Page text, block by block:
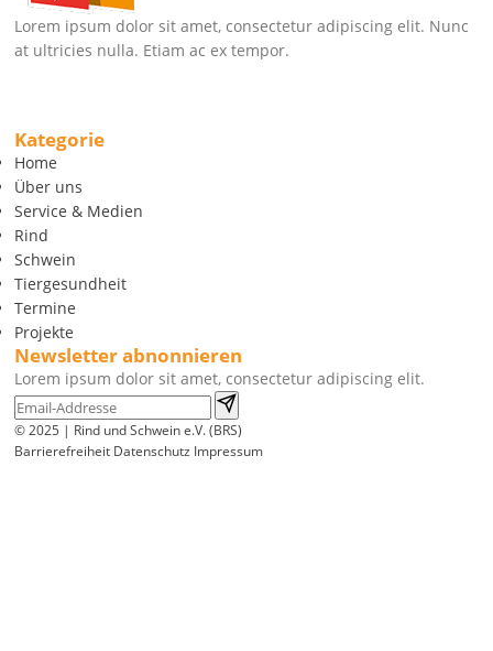
Lorem ipsum dolor sit amet, consectetur adipiscing elit. Nunc
at ultricies nulla. Etiam ac ex tempor.
Kategorie
Home
Über uns
Service & Medien
Rind
Schwein
Tiergesundheit
Termine
Projekte
Newsletter abnonnieren
Lorem ipsum dolor sit amet, consectetur adipiscing elit.
© 2025 | Rind und Schwein e.V. (BRS)
Barrierefreiheit Datenschutz Impressum